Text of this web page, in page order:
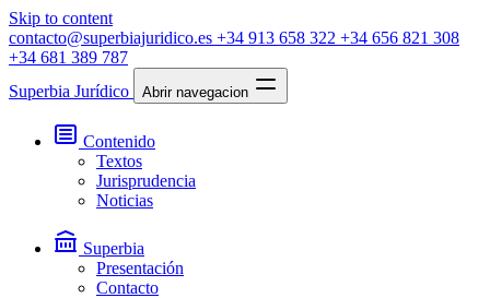
Skip to content
contacto@superbiajuridico.es +34 913 658 322 +34 656 821 308
+34 681 389 787
Superbia Jurídico
Abrir navegacion
Contenido
Textos
Jurisprudencia
Noticias
Superbia
Presentación
Contacto